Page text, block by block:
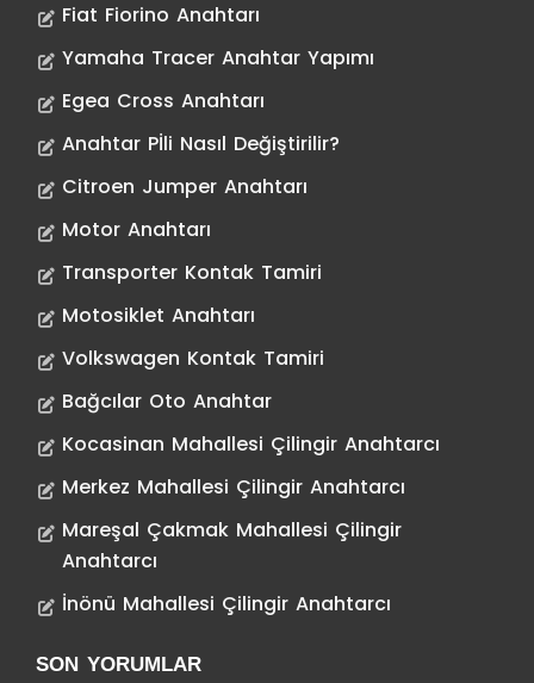
Fiat Fiorino Anahtarı
Yamaha Tracer Anahtar Yapımı
Egea Cross Anahtarı
Anahtar Pİli Nasıl Değiştirilir?
Citroen Jumper Anahtarı
Motor Anahtarı
Transporter Kontak Tamiri
Motosiklet Anahtarı
Volkswagen Kontak Tamiri
Bağcılar Oto Anahtar
Kocasinan Mahallesi Çilingir Anahtarcı
Merkez Mahallesi Çilingir Anahtarcı
Mareşal Çakmak Mahallesi Çilingir
Anahtarcı
İnönü Mahallesi Çilingir Anahtarcı
SON YORUMLAR